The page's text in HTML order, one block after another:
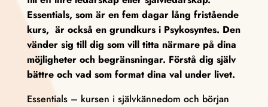
Essentials, som är en fem dagar lång fristående
kurs, är också en grundkurs i Psykosyntes. Den
vänder sig till dig som vill titta närmare på dina
möjligheter och begränsningar. Förstå dig själv
bättre och vad som format dina val under livet.
Essentials – kursen i självkännedom och början